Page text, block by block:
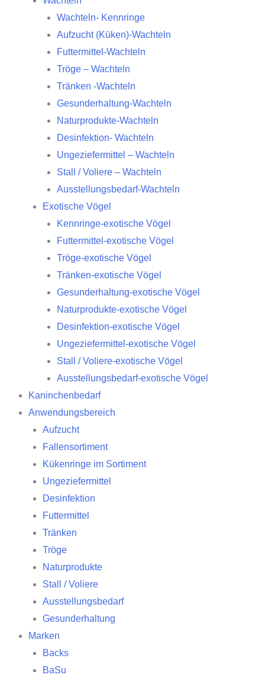
Wachteln- Kennringe
Aufzucht (Küken)-Wachteln
Futtermittel-Wachteln
Tröge – Wachteln
Tränken -Wachteln
Gesunderhaltung-Wachteln
Naturprodukte-Wachteln
Desinfektion- Wachteln
Ungeziefermittel – Wachteln
Stall / Voliere – Wachteln
Ausstellungsbedarf-Wachteln
Exotische Vögel
Kennringe-exotische Vögel
Futtermittel-exotische Vögel
Tröge-exotische Vögel
Tränken-exotische Vögel
Gesunderhaltung-exotische Vögel
Naturprodukte-exotische Vögel
Desinfektion-exotische Vögel
Ungeziefermittel-exotische Vögel
Stall / Voliere-exotische Vögel
Ausstellungsbedarf-exotische Vögel
Kaninchenbedarf
Anwendungsbereich
Aufzucht
Fallensortiment
Kükenringe im Sortiment
Ungeziefermittel
Desinfektion
Futtermittel
Tränken
Tröge
Naturprodukte
Stall / Voliere
Ausstellungsbedarf
Gesunderhaltung
Marken
Backs
BaSu